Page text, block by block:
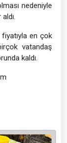
nedeniyle
fiyatıyla en çok
vatandaş
kaldı.